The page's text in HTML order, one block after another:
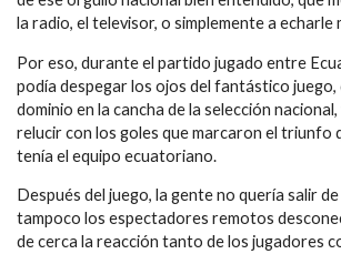
la radio, el televisor, o simplemente a echarle
Por eso, durante el partido jugado entre
podía despegar los ojos del fantástico juego,
dominio en la cancha de la selección
relucir con los goles que marcaron el triunfo
tenía el equipo ecuatoriano.
Después del juego, la gente no quería salir de
tampoco los espectadores remotos
de cerca la reacción tanto de los jugadores